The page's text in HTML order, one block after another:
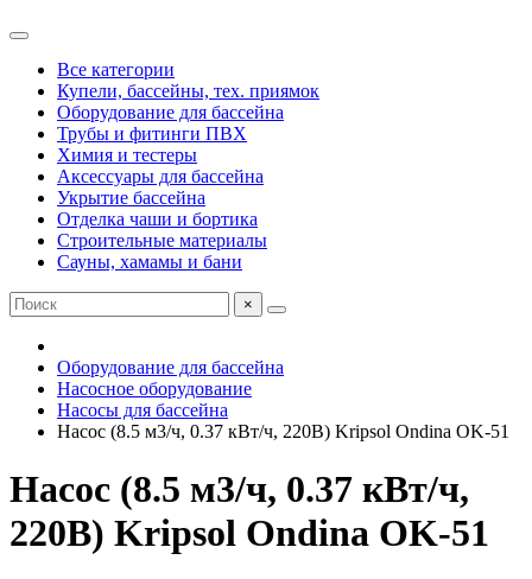
Все категории
Купели, бассейны, тех. приямок
Оборудование для бассейна
Трубы и фитинги ПВХ
Химия и тестеры
Аксессуары для бассейна
Укрытие бассейна
Отделка чаши и бортика
Строительные материалы
Сауны, хамамы и бани
×
Оборудование для бассейна
Насосное оборудование
Насосы для бассейна
Насос (8.5 м3/ч, 0.37 кВт/ч, 220В) Kripsol Ondina ОK-51
Насос (8.5 м3/ч, 0.37 кВт/ч,
220В) Kripsol Ondina ОK-51